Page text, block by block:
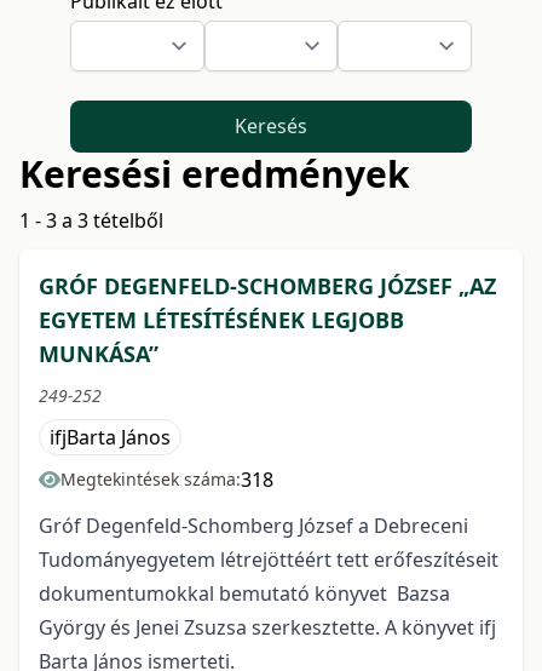
Keresés
Keresési eredmények
1 - 3 a 3 tételből
GRÓF DEGENFELD-SCHOMBERG JÓZSEF „AZ
EGYETEM LÉTESÍTÉSÉNEK LEGJOBB
MUNKÁSA”
249-252
ifjBarta János
Megtekintések száma:318
Gróf Degenfeld-Schomberg József a Debreceni
Tudományegyetem létrejöttéért tett erőfeszítéseit
dokumentumokkal bemutató könyvet Bazsa
György és Jenei Zsuzsa szerkesztette. A könyvet ifj
Barta János ismerteti.